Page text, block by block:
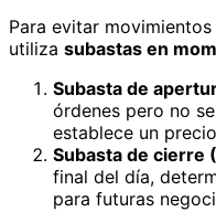
Para evitar
utiliza subastas en
Subasta de
órdenes pero no
establece un
Subasta de cierre
final del día,
para futuras